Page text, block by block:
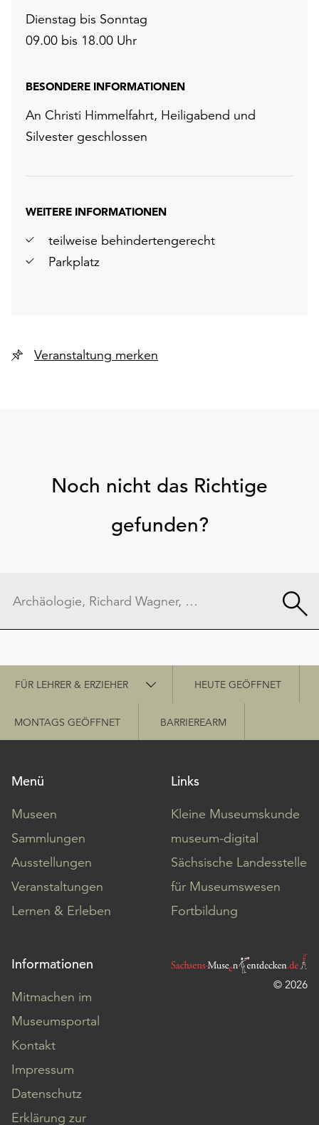
Dienstag bis Sonntag
09.00 bis 18.00 Uhr
BESONDERE INFORMATIONEN
An Christi Himmelfahrt, Heiligabend und
Silvester geschlossen
WEITERE INFORMATIONEN
teilweise behindertengerecht
Parkplatz
Veranstaltung merken
Noch nicht das Richtige
gefunden?
Schnellzugriff
FÜR LEHRER & ERZIEHER HEUTE GEÖFFNET
MONTAGS GEÖFFNET BARRIEREARM
Menü
Museen
Sammlungen
Ausstellungen
Veranstaltungen
Lernen & Erleben
Links
Kleine Museumskunde
museum-digital
Sächsische Landesstelle
für Museumswesen
Fortbildung
Informationen
Mitmachen im
Museumsportal
Kontakt
Impressum
Datenschutz
Erklärung zur
© 2026